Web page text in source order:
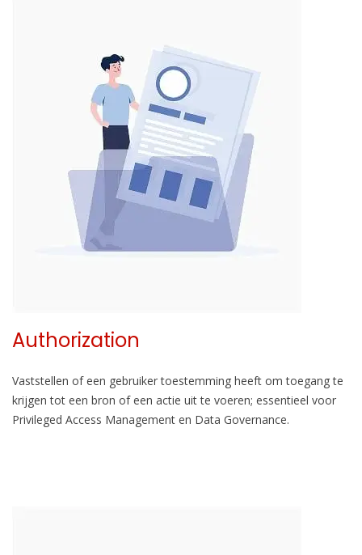
Authorization
Vaststellen of een gebruiker toestemming heeft om toegang te
krijgen tot een bron of een actie uit te voeren; essentieel voor
Privileged Access Management en Data Governance.